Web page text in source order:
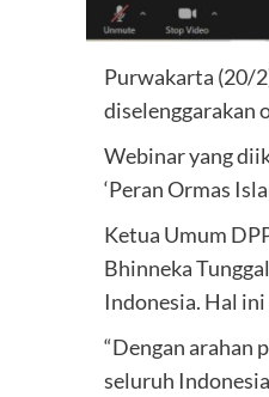
Purwakarta (20/
diselenggarakan
Webinar yang
‘Peran Ormas
Ketua Umum
Bhinneka
Indonesia. Hal
“Dengan arahan
seluruh